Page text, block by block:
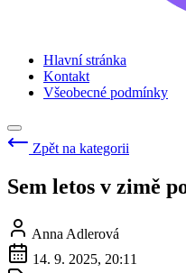
Hlavní stránka
Kontakt
Všeobecné podmínky
Zpět na kategorii
Sem letos v zimě
Anna Adlerová
14. 9. 2025, 20:11